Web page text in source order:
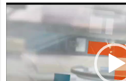
Video
Player